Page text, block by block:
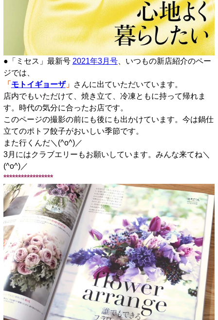
●「ミセス」最新号 2021年3月号、いつもの新店紹介のペー
ジでは、
「 モトイギョーザ」 さんに出ていただいています。
店内でもいただけて、焼き立て、冷凍ともに持って帰れま
す。時代の気分に合ったお店です。
このページの撮影の前にも後にも出かけています。今は鍋仕
立てのポトフ餃子がおいしい季節です。
また行くんだ＼(^o^)／
3月にはクラブエリーもお願いしています。みんな来てね＼
(^o^)／
*****************